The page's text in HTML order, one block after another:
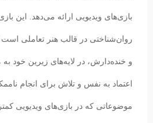
بازی‌های ویدیویی ارائه می‌دهد. این
روان‌شناختی در قالب هنر تعاملی
و خنده‌دارش، در لایه‌های زیرین خود
اعتماد به نفس و تلاش برای انجام
موضوعاتی که در بازی‌های ویدیویی